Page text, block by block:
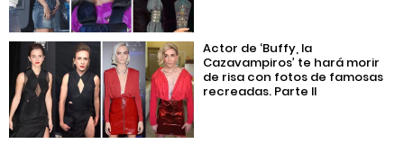
Actor de ‘Buffy, la
Cazavampiros’ te hará morir
de risa con fotos de famosas
recreadas. Parte II